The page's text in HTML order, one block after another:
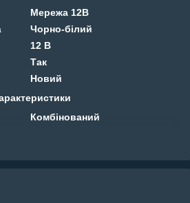
Мережа 12В
Чорно-білий
12 В
Так
Новий
Комбінований